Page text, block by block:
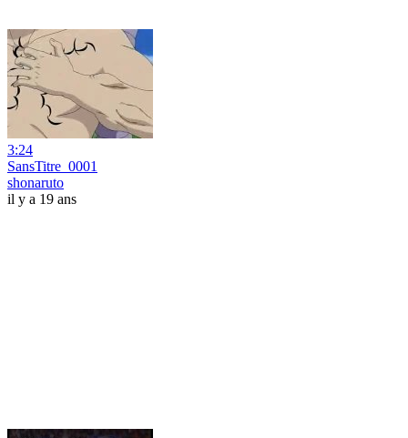
3:24
SansTitre_0001
shonaruto
il y a 19 ans